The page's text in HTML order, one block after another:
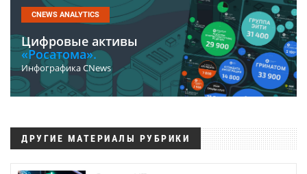
CNEWS ANALYTICS
Цифровые активы
«Росатома».
Инфографика CNews
ДРУГИЕ МАТЕРИАЛЫ РУБРИКИ